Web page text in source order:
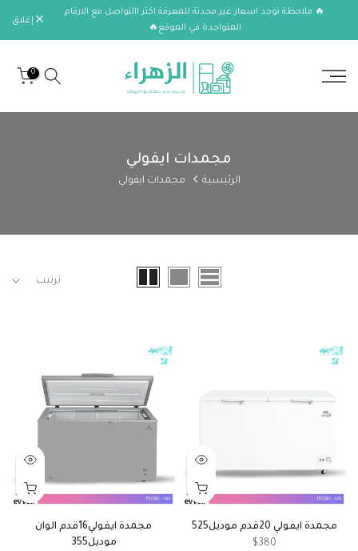
الانتقال🔥 ملاحظة توجد اسعار غير محدثة للمعرفة اكثر االتواصل مع الارقام
المتواجدة في الموقع🔥
إغلاق
0
مجمدات ايفولي
الرئيسية مجمدات ايفولي
ترتيب
مجمدة ايفولي 20قدم موديل525
$380
مجمدة ايفولي16قدم الوان
موديل355